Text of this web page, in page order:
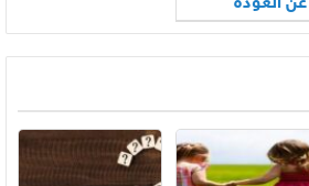
للمدارس 2025